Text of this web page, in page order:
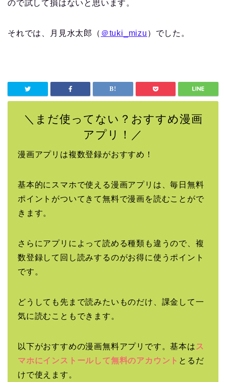
ので試して損はないと思います。
それでは、月見水太郎（ ＠tuki_mizu ）でした。
＼まだ使ってない？おすすめ漫画
アプリ！／
漫画アプリは複数登録がおすすめ！
基本的にスマホで使える漫画アプリは、毎日無料
ポイントがついてきて無料で漫画を読むことがで
きます。
さらにアプリによって読める種類も違うので、複
数登録して回し読みするのがお得に使うポイント
です。
どうしても先まで読みたいものだけ、課金して一
気に読むこともできます。
以下がおすすめの漫画無料アプリです。基本は ス
マホにインストールして無料のアカウント とるだ
けで使えます。